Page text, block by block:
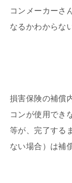
コンメーカーさ
なるかわからな
損害保険の補償
コンが使用でき
等が、完了する
ない場合）は補